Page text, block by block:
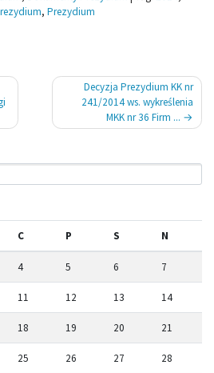
, Prezydium
Decyzja Prezydium KK nr
241/2014 ws. wykreślenia
MKK nr 36 Firm ...
C P S N
4 5 6 7
11 12 13 14
18 19 20 21
25 26 27 28